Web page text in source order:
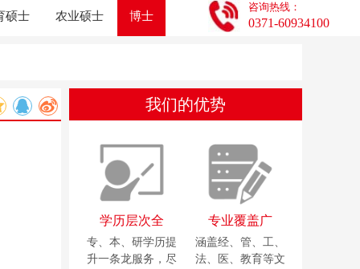
硕士 农业硕士 博士
咨询热线：
0371-60934100
我们的优势
学历层次全
专、本、研学历提
升一条龙服务，尽
专业覆盖广
涵盖经、管、工、
法、医、教育等文